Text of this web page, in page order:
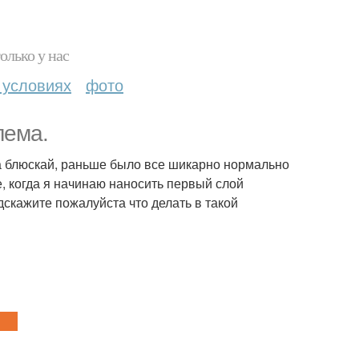
у нас
фото
блюскай, раньше было все шикарно нормально
я начинаю наносить первый слой
пожалуйста что делать в такой